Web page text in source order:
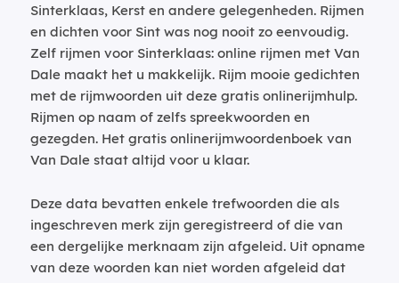
Sinterklaas, Kerst en andere gelegenheden. Rijmen
en dichten voor Sint was nog nooit zo eenvoudig.
Zelf rijmen voor Sinterklaas: online rijmen met Van
Dale maakt het u makkelijk. Rijm mooie gedichten
met de rijmwoorden uit deze gratis onlinerijmhulp.
Rijmen op naam of zelfs spreekwoorden en
gezegden. Het gratis onlinerijmwoordenboek van
Van Dale staat altijd voor u klaar.
Deze data bevatten enkele trefwoorden die als
ingeschreven merk zijn geregistreerd of die van
een dergelijke merknaam zijn afgeleid. Uit opname
van deze woorden kan niet worden afgeleid dat